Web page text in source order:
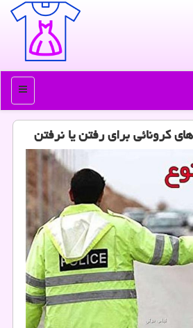
منو
كرونائی برای رفتن یا نرفتن